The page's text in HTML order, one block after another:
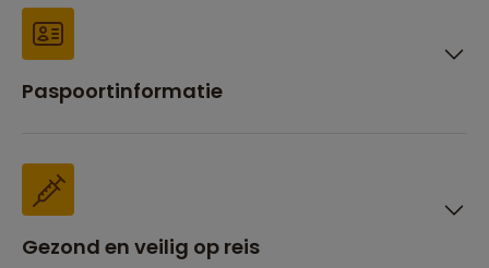
Paspoortinformatie
Gezond en veilig op reis